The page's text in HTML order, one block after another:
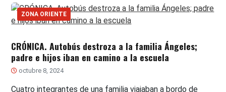
ZONA ORIENTE
CRÓNICA. Autobús destroza a la familia Ángeles;
padre e hijos iban en camino a la escuela
octubre 8, 2024
Cuatro integrantes de una familia viajaban a bordo de